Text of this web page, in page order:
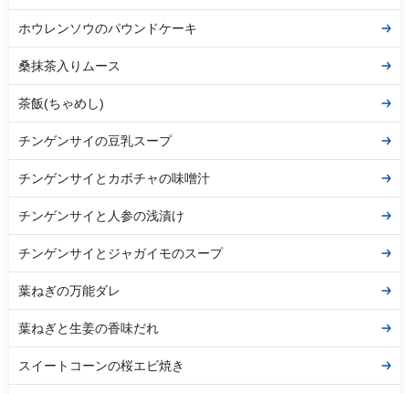
ホウレンソウのパウンドケーキ
桑抹茶入りムース
茶飯(ちゃめし)
チンゲンサイの豆乳スープ
チンゲンサイとカボチャの味噌汁
チンゲンサイと人参の浅漬け
チンゲンサイとジャガイモのスープ
葉ねぎの万能ダレ
葉ねぎと生姜の香味だれ
スイートコーンの桜エビ焼き